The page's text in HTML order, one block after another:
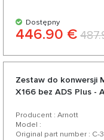
Dostępny
446.90 €
Zestaw do konwersji
X166 bez ADS Plus -
Producent : Arnott
Model :
Original part number : C-